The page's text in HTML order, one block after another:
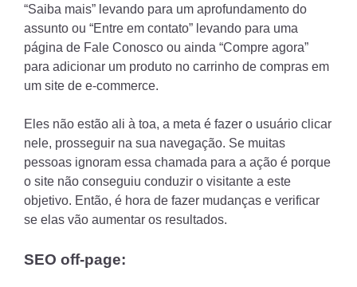
“Saiba mais” levando para um aprofundamento do
assunto ou “Entre em contato” levando para uma
página de Fale Conosco ou ainda “Compre agora”
para adicionar um produto no carrinho de compras em
um site de e-commerce.
Eles não estão ali à toa, a meta é fazer o usuário clicar
nele, prosseguir na sua navegação. Se muitas
pessoas ignoram essa chamada para a ação é porque
o site não conseguiu conduzir o visitante a este
objetivo. Então, é hora de fazer mudanças e verificar
se elas vão aumentar os resultados.
SEO off-page: